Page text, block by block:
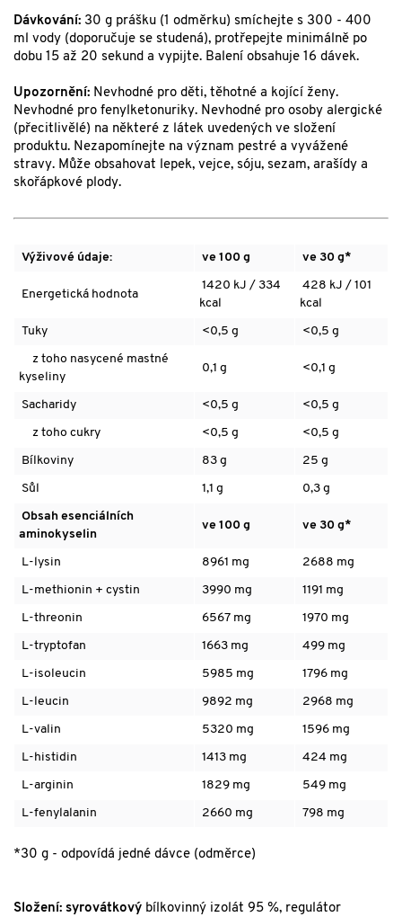
Dávkování: 30 g prášku (1 odměrku) smíchejte s 300 - 400
ml vody (doporučuje se studená), protřepejte minimálně po
dobu 15 až 20 sekund a vypijte. Balení obsahuje 16 dávek.
Upozornění: Nevhodné pro děti, těhotné a kojící ženy.
Nevhodné pro fenylketonuriky. Nevhodné pro osoby alergické
(přecitlivělé) na některé z látek uvedených ve složení
produktu. Nezapomínejte na význam pestré a vyvážené
stravy. Může obsahovat lepek, vejce, sóju, sezam, arašídy a
skořápkové plody.
Výživové údaje: ve 100 g ve 30 g*
Energetická hodnota
1420 kJ / 334
kcal
428 kJ / 101
kcal
Tuky <0,5 g <0,5 g
z toho nasycené mastné
kyseliny
0,1 g <0,1 g
Sacharidy <0,5 g <0,5 g
z toho cukry <0,5 g <0,5 g
Bílkoviny 83 g 25 g
Sůl 1,1 g 0,3 g
Obsah esenciálních
aminokyselin
ve 100 g ve 30 g*
L-lysin 8961 mg 2688 mg
L-methionin + cystin 3990 mg 1191 mg
L-threonin 6567 mg 1970 mg
L-tryptofan 1663 mg 499 mg
L-isoleucin 5985 mg 1796 mg
L-leucin 9892 mg 2968 mg
L-valin 5320 mg 1596 mg
L-histidin 1413 mg 424 mg
L-arginin 1829 mg 549 mg
L-fenylalanin 2660 mg 798 mg
*30 g - odpovídá jedné dávce (odměrce)
Složení: syrovátkový bílkovinný izolát 95 %, regulátor